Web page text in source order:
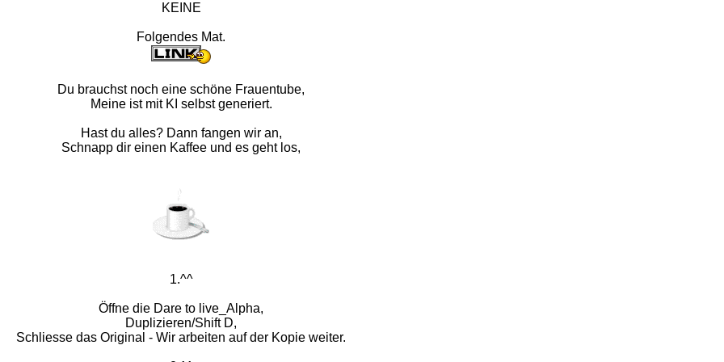
KEINE
Folgendes Mat.
Du brauchst noch eine schöne Frauentube,
Meine ist mit KI selbst generiert.
Hast du alles? Dann fangen wir an,
Schnapp dir einen Kaffee und es geht los,
1.^^
Öffne die Dare to live_Alpha,
Duplizieren/Shift D,
Schliesse das Original - Wir arbeiten auf der Kopie weiter.